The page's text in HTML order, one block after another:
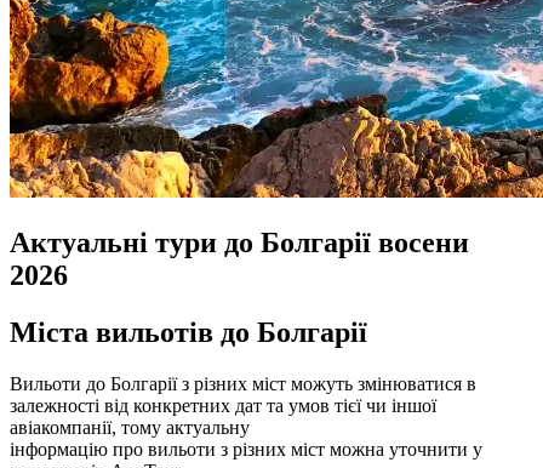
Актуальні тури до Болгарії восени
2026
Міста вильотів до Болгарії
Вильоти до Болгарії з різних міст можуть змінюватися в
залежності від конкретних дат та умов тієї чи іншої
авіакомпанії, тому актуальну
інформацію про вильоти з різних міст можна уточнити у